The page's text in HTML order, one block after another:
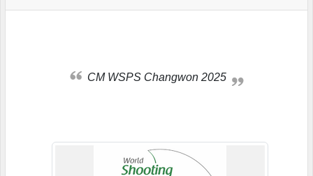
CM WSPS Changwon 2025